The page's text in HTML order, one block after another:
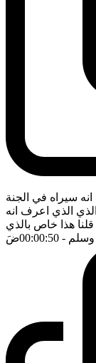
سيراه في الجنة
الذي اعرف انه
هذا خاص بالذي
- 00:00:50 ضَ